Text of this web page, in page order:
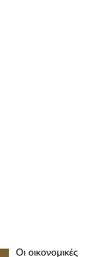
Οι οικονομικές